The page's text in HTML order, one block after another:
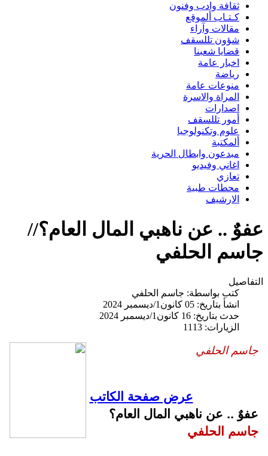
ثقافة وادب وفنون
كـتـاب ألموقع
مقالات وآراء
شؤون تللسقف
قضايا شعبنا
اخبار عامة
رياضة
منوعات عامة
المراة والاسرة
اصدارات
أمور تللسقف
علوم وتكنولوجيا
ألمكتبة
مبدعون وابطال الحرية
اغاني وفيديو
تعازي
محطات طبية
الارشيف
عفوٌ .. عن ناهبي المال العام؟//
جاسم الحلفي
التفاصيل
كتب بواسطة: جاسم الحلفي
انشأ بتاريخ: 05 كانون1/ديسمبر 2024
حدث بتاريخ: 16 كانون1/ديسمبر 2024
الزيارات: 1113
جاسم الحلفي
عرض صفحة الكاتب
عفوٌ .. عن ناهبي المال العام؟
جاسم الحلفي